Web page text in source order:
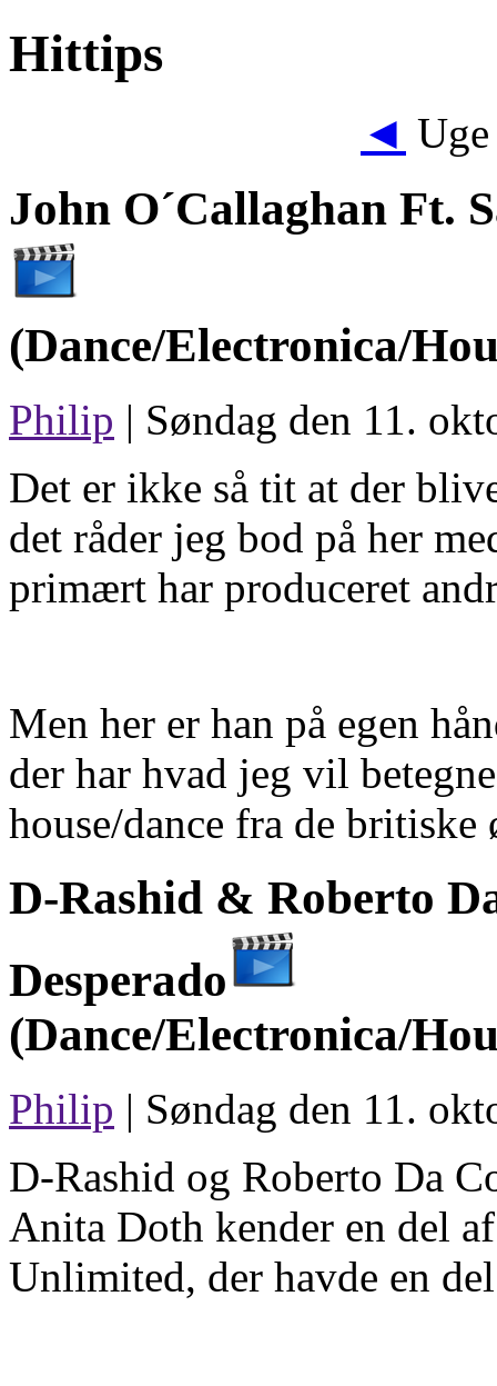
Hittips
◄
John O´Callaghan Ft.
(Dance/Electronica/
Philip | Søndag den 11.
Det er ikke så tit at der
det råder jeg bod på her
primært har produceret
Men her er han på egen
der har hvad jeg vil
house/dance fra de britiske
D-Rashid & Roberto
Desperado
(Dance/Electronica/
Philip | Søndag den 11.
D-Rashid og Roberto Da
Anita Doth kender en del
Unlimited, der havde en